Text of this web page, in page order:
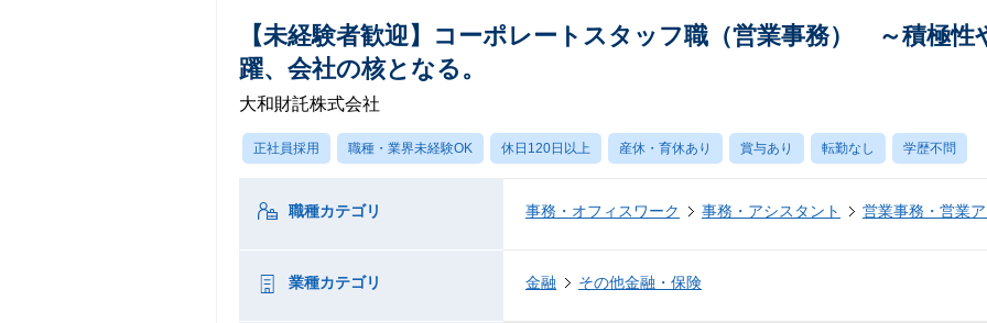
【未経験者歓迎】コーポレートスタッフ職（営業事務） ～積極性
躍、会社の核となる。
大和財託株式会社
正社員採用 職種・業界未経験OK 休日120日以上 産休・育休あり 賞与あり 転勤なし 学歴不問
職種カテゴリ 事務・オフィスワーク 事務・アシスタント 営業事務・営業
業種カテゴリ 金融 その他金融・保険